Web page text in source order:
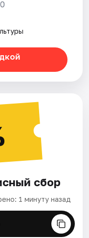
сбор
1 минуту назад